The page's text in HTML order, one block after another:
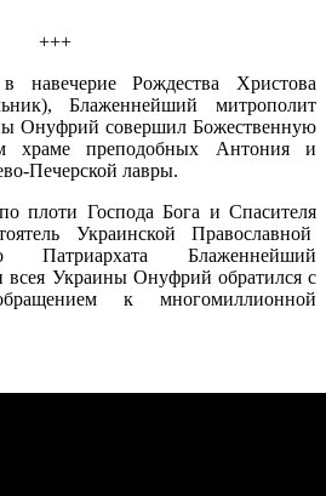
+++
навечерие Рождества Христова
Блаженнейший митрополит
Онуфрий совершил Божественную
храме преподобных Антония и
Печерской лавры.
плоти Господа Бога и Спасителя
Украинской Православной
Патриархата Блаженнейший
Украины Онуфрий обратился с
к многомиллионной